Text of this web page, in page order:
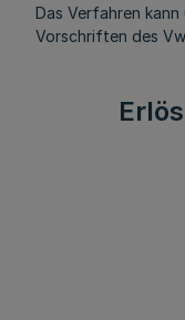
Das Verfahren
Vorschriften des